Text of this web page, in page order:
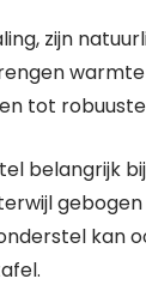
zijn
tot
belangrijk
kan